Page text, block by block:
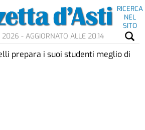
RICERCA
NEL
SITO
- AGGIORNATO ALLE 20.14